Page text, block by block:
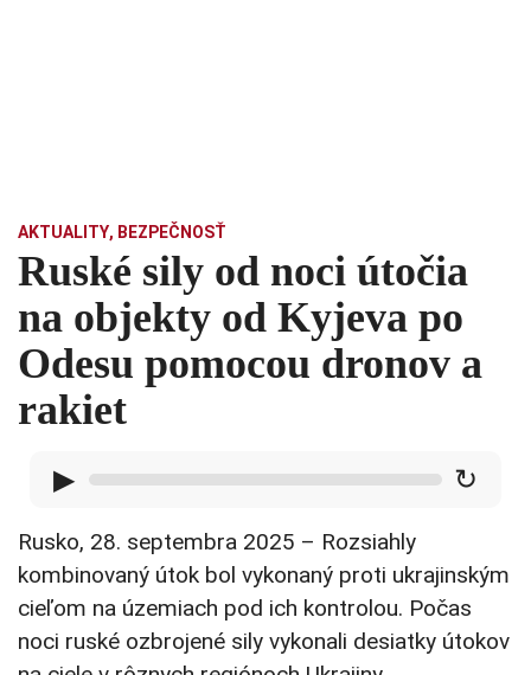
AKTUALITY, BEZPEČNOSŤ
Ruské sily od noci útočia
na objekty od Kyjeva po
Odesu pomocou dronov a
rakiet
▶ ↻
Rusko, 28. septembra 2025 – Rozsiahly
kombinovaný útok bol vykonaný proti ukrajinským
cieľom na územiach pod ich kontrolou. Počas
noci ruské ozbrojené sily vykonali desiatky útokov